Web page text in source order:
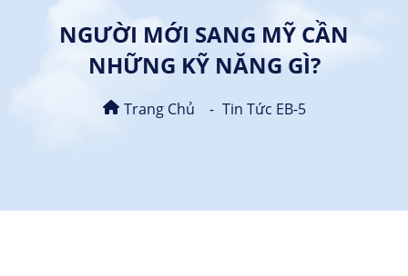
NGƯỜI MỚI SANG MỸ CẦN
NHỮNG KỸ NĂNG GÌ?
Trang Chủ Tin Tức EB-5